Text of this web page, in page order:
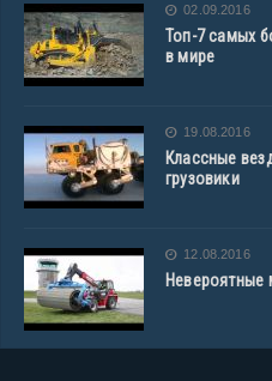
02.09.2016
Топ-7 самых
в мире
19.08.2016
Классные
грузовики
12.08.2016
Невероятные